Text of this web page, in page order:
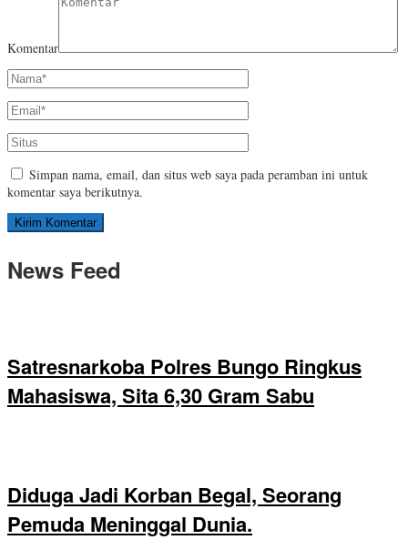
Komentar
Simpan nama, email, dan situs web saya pada peramban ini untuk
komentar saya berikutnya.
News Feed
Satresnarkoba Polres Bungo Ringkus
Mahasiswa, Sita 6,30 Gram Sabu
Diduga Jadi Korban Begal, Seorang
Pemuda Meninggal Dunia.